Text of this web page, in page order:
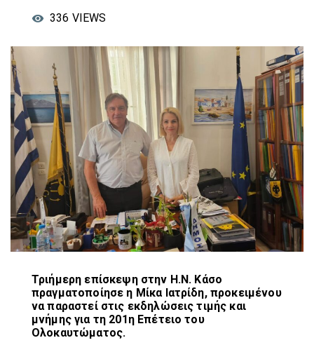
336 VIEWS
Τριήμερη επίσκεψη στην Η.Ν. Κάσο
πραγματοποίησε η Μίκα Ιατρίδη, προκειμένου
να παραστεί στις εκδηλώσεις τιμής και
μνήμης για τη 201η Επέτειο του
Ολοκαυτώματος.